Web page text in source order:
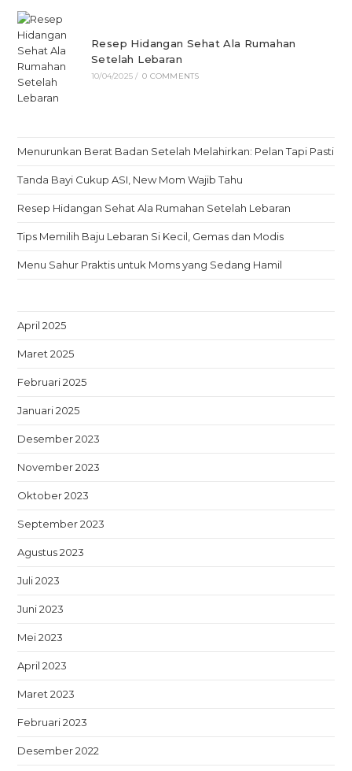
Resep Hidangan Sehat Ala Rumahan
Setelah Lebaran
10/04/2025 / 0 COMMENTS
Menurunkan Berat Badan Setelah Melahirkan: Pelan Tapi Pasti
Tanda Bayi Cukup ASI, New Mom Wajib Tahu
Resep Hidangan Sehat Ala Rumahan Setelah Lebaran
Tips Memilih Baju Lebaran Si Kecil, Gemas dan Modis
Menu Sahur Praktis untuk Moms yang Sedang Hamil
April 2025
Maret 2025
Februari 2025
Januari 2025
Desember 2023
November 2023
Oktober 2023
September 2023
Agustus 2023
Juli 2023
Juni 2023
Mei 2023
April 2023
Maret 2023
Februari 2023
Desember 2022